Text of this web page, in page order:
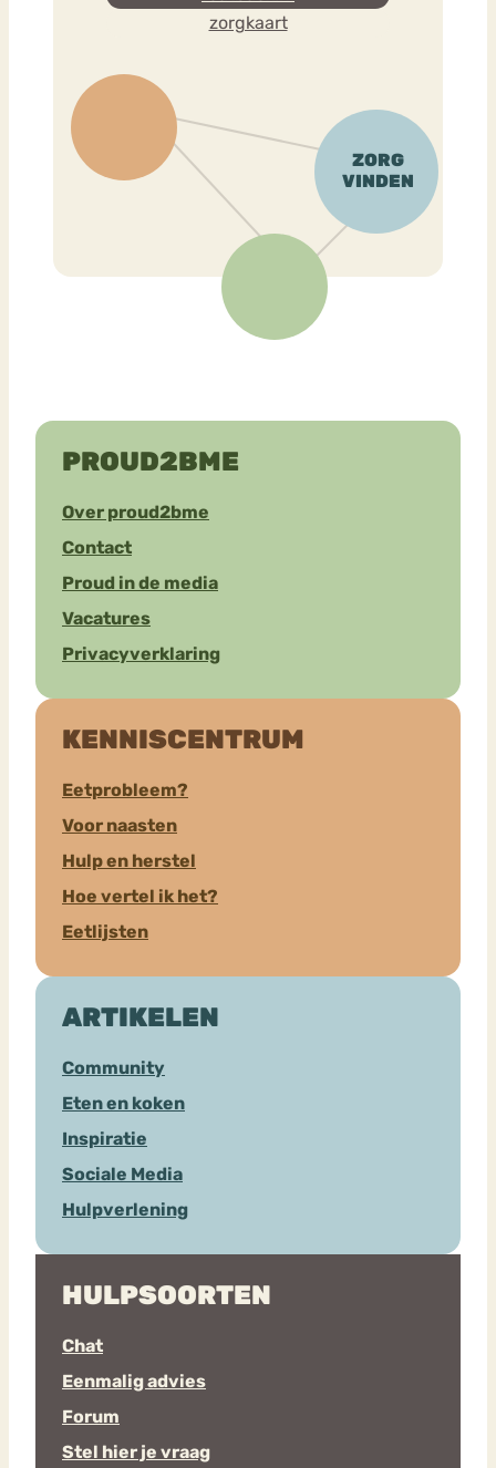
zorgkaart
PROUD2BME
Over proud2bme
Contact
Proud in de media
Vacatures
Privacyverklaring
KENNISCENTRUM
Eetprobleem?
Voor naasten
Hulp en herstel
Hoe vertel ik het?
Eetlijsten
ARTIKELEN
Community
Eten en koken
Inspiratie
Sociale Media
Hulpverlening
HULPSOORTEN
Chat
Eenmalig advies
Forum
Stel hier je vraag